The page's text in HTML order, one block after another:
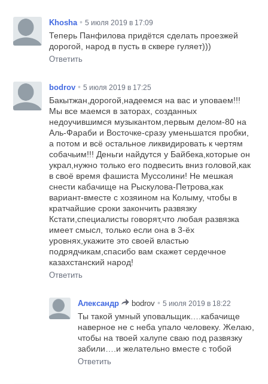
Khosha • 5 июля 2019 в 17:09
Теперь Панфилова придётся сделать проезжей
дорогой, народ в пусть в сквере гуляет)))
Ответить
bodrov • 5 июля 2019 в 17:25
Бакытжан,дорогой,надеемся на вас и уповаем!!!
Мы все маемся в заторах, созданных
недоучившимся музыкантом,первым делом-80 на
Аль-Фараби и Восточке-сразу уменьшатся пробки,
а потом и всё остальное ликвидировать к чертям
собачьим!!! Деньги найдутся у Байбека,которые он
украл,нужно только его подвесить вниз головой,как
в своё время фашиста Муссолини! Не мешкая
снести кабачище на Рыскулова-Петрова,как
вариант-вместе с хозяином на Колыму, чтобы в
кратчайшие сроки закончить развязку
Кстати,специалисты говорят,что любая развязка
имеет смысл, только если она в 3-ёх
уровнях,укажите это своей властью
подрядчикам,спасибо вам скажет сердечное
казахстанский народ!
Ответить
Александр bodrov • 5 июля 2019 в 18:22
Ты такой умный уповальщик….кабачище
наверное не с неба упало человеку. Желаю,
чтобы на твоей халупе сваю под развязку
забили….и желательно вместе с тобой
Ответить